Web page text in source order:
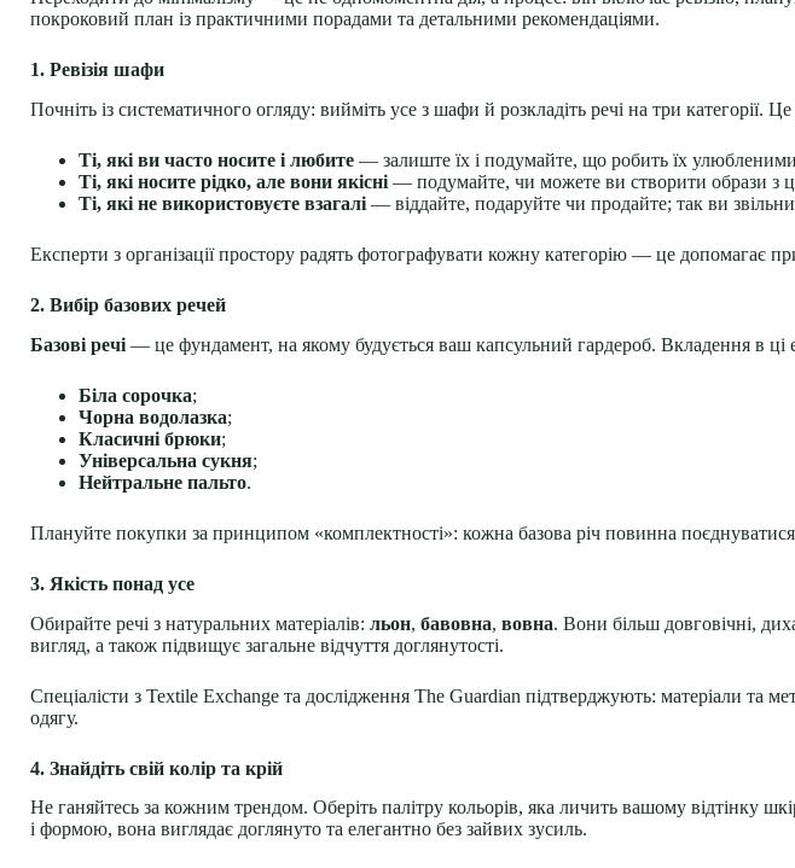
покроковий план із практичними порадами та детальними рекомендаціями.
1. Ревізія шафи
Почніть із систематичного огляду: вийміть усе з шафи й розкладіть речі на три категорії.
Ті, які ви часто носите і любите — залиште їх і подумайте, що робить їх
Ті, які носите рідко, але вони якісні — подумайте, чи можете ви створити образи з
Ті, які не використовуєте взагалі — віддайте, подаруйте чи продайте; так ви
Експерти з організації простору радять фотографувати кожну категорію — це допомагає
2. Вибір базових речей
Базові речі — це фундамент, на якому будується ваш капсульний гардероб. Вкладення в ці
Біла сорочка;
Чорна водолазка;
Класичні брюки;
Універсальна сукня;
Нейтральне пальто.
Плануйте покупки за принципом «комплектності»: кожна базова річ повинна
3. Якість понад усе
Обирайте речі з натуральних матеріалів: льон, бавовна, вовна. Вони більш довговічні,
вигляд, а також підвищує загальне відчуття доглянутості.
Спеціалісти з Textile Exchange та дослідження The Guardian підтверджують: матеріали та
одягу.
4. Знайдіть свій колір та крій
Не ганяйтесь за кожним трендом. Оберіть палітру кольорів, яка личить вашому відтінку
і формою, вона виглядає доглянуто та елегантно без зайвих зусиль.